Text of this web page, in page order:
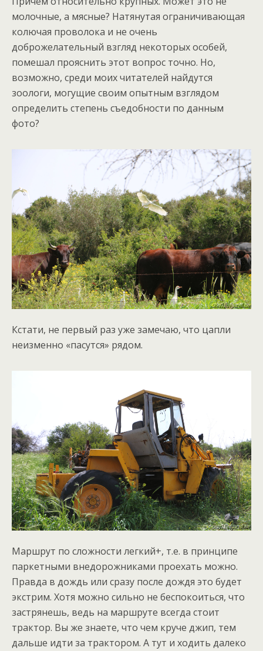
молочные, а мясные? Натянутая ограничивающая
колючая проволока и не очень
доброжелательный взгляд некоторых особей,
помешал прояснить этот вопрос точно. Но,
возможно, среди моих читателей найдутся
зоологи, могущие своим опытным взглядом
определить степень съедобности по данным
фото?
Кстати, не первый раз уже замечаю, что цапли
неизменно «пасутся» рядом.
Маршрут по сложности легкий+, т.е. в принципе
паркетными внедорожниками проехать можно.
Правда в дождь или сразу после дождя это будет
экстрим. Хотя можно сильно не беспокоиться, что
застрянешь, ведь на маршруте всегда стоит
трактор. Вы же знаете, что чем круче джип, тем
дальше идти за трактором. А тут и ходить далеко